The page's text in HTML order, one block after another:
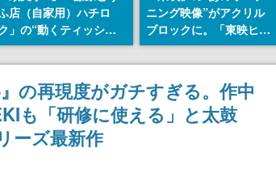
店（自家用）ハチロ
」の“動くティッシュ
ース”が買えるポップ
ップショップが開催
へ。マンガの舞台である
馬の「イオンモール高
」にて、8月11日から8
月20日までの期間限定で
開催予定
ニング映像”がアクリル
ブロックに。「東映ヒス
トリカル グッズコレクシ
ョン」が8月下旬より発
売
の再現度がガチすぎる。作中
も「研修に使える」と太鼓
ーズ最新作